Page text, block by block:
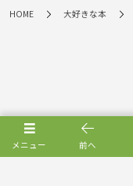
HOME 大好きな本
メニュー 前へ